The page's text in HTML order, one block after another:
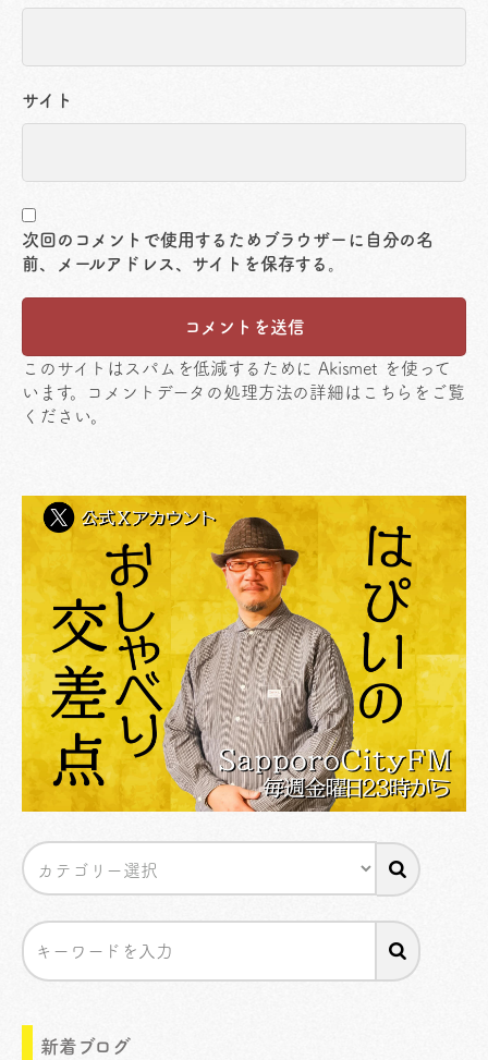
サイト
次回のコメントで使用するためブラウザーに自分の名
前、メールアドレス、サイトを保存する。
このサイトはスパムを低減するために Akismet を使って
います。
コメントデータの処理方法の詳細はこちらをご覧
ください。
新着ブログ